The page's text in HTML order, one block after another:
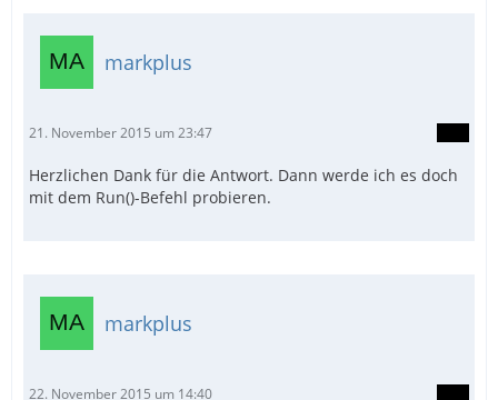
markplus
21. November 2015 um 23:47
Herzlichen Dank für die Antwort. Dann werde ich es doch
mit dem Run()-Befehl probieren.
markplus
22. November 2015 um 14:40